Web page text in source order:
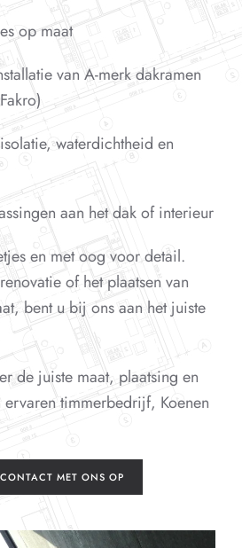
op maat
van A-merk dakramen
waterdichtheid en
aan het dak of interieur
en met oog voor detail.
of het plaatsen van
bent u bij ons aan het juiste
de juiste maat, plaatsing en
timmerbedrijf, Koenen
MET ONS OP